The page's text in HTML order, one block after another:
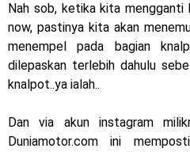
perkenalkan Aerox
Yamaha Nmax Turbo 155
2025,
Nah sob, ketika kita
now, pastinya kita akan
menempel pada bagian
dilepaskan terlebih dahulu
knalpot..ya ialah..
Dan via akun instagram
Duniamotor.com ini